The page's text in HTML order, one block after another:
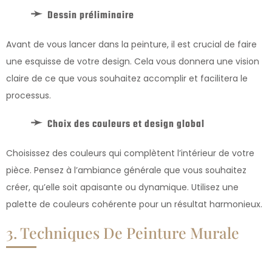
Dessin préliminaire
Avant de vous lancer dans la peinture, il est crucial de faire
une esquisse de votre design. Cela vous donnera une vision
claire de ce que vous souhaitez accomplir et facilitera le
processus.
Choix des couleurs et design global
Choisissez des couleurs qui complètent l’intérieur de votre
pièce. Pensez à l’ambiance générale que vous souhaitez
créer, qu’elle soit apaisante ou dynamique. Utilisez une
palette de couleurs cohérente pour un résultat harmonieux.
3. Techniques De Peinture Murale